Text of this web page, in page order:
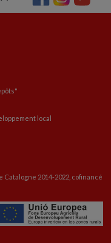
local
2014-2022, cofinancé